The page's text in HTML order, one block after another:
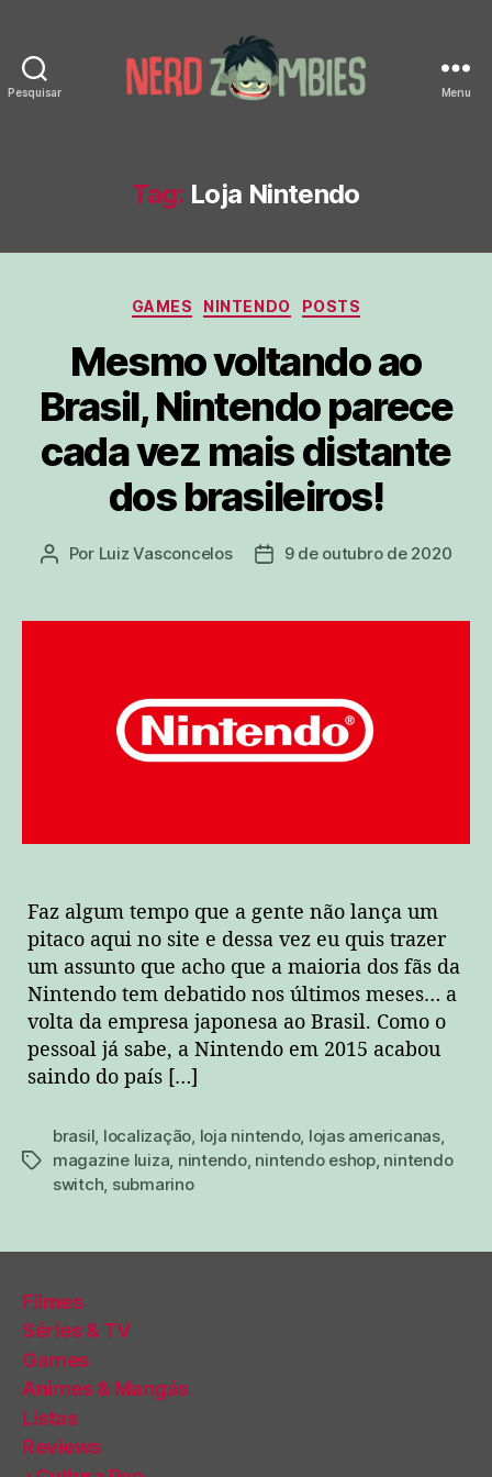
Pesquisar Menu
Tag: Loja Nintendo
Categorias
GAMES NINTENDO POSTS
Mesmo voltando ao
Brasil, Nintendo parece
cada vez mais distante
dos brasileiros!
Autor
Por Luiz Vasconcelos
Data9 de outubro de 2020
Faz algum tempo que a gente não lança um
pitaco aqui no site e dessa vez eu quis trazer
um assunto que acho que a maioria dos fãs da
Nintendo tem debatido nos últimos meses… a
volta da empresa japonesa ao Brasil. Como o
pessoal já sabe, a Nintendo em 2015 acabou
saindo do país […]
tags
brasil, localização, loja nintendo, lojas americanas,
magazine luiza, nintendo, nintendo eshop, nintendo
switch, submarino
Filmes
Séries & TV
Games
Animes & Mangás
Listas
Reviews